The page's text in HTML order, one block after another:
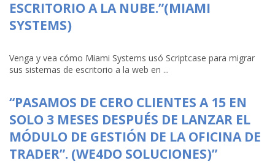
ESCRITORIO A LA NUBE.”(MIAMI
SYSTEMS)
Venga y vea cómo Miami Systems usó Scriptcase para migrar
sus sistemas de escritorio a la web en ...
“PASAMOS DE CERO CLIENTES A 15 EN
SOLO 3 MESES DESPUÉS DE LANZAR EL
MÓDULO DE GESTIÓN DE LA OFICINA DE
TRADER”. (WE4DO SOLUCIONES)”